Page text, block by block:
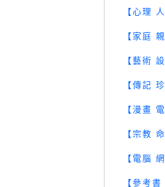
【心理
【家庭
【藝術
【傳記
【漫畫
【宗教
【電腦
【參考書